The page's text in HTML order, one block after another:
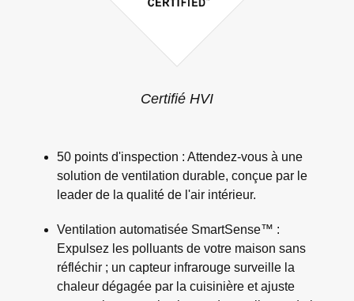
Certifié HVI
50 points d'inspection : Attendez-vous à une
solution de ventilation durable, conçue par le
leader de la qualité de l'air intérieur.
Ventilation automatisée SmartSense™ :
Expulsez les polluants de votre maison sans
réfléchir ; un capteur infrarouge surveille la
chaleur dégagée par la cuisinière et ajuste